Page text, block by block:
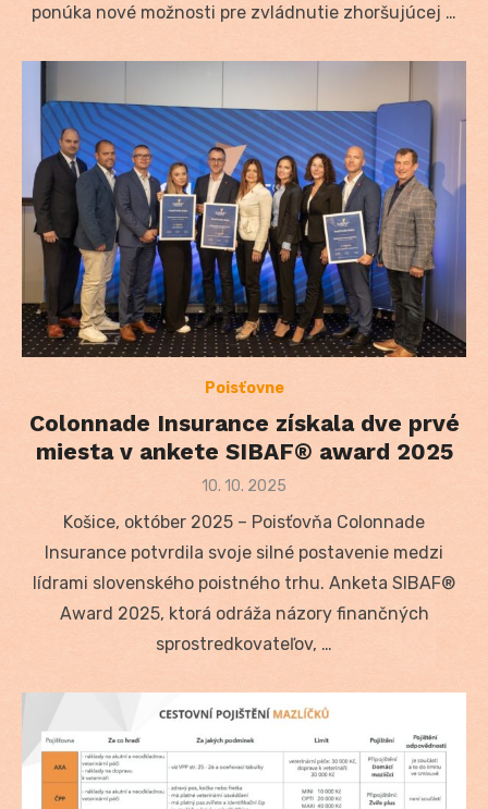
ponúka nové možnosti pre zvládnutie zhoršujúcej …
Poisťovne
Colonnade Insurance získala dve prvé
miesta v ankete SIBAF® award 2025
Posted
10. 10. 2025
Košice, október 2025 – Poisťovňa Colonnade
Insurance potvrdila svoje silné postavenie medzi
lídrami slovenského poistného trhu. Anketa SIBAF®
Award 2025, ktorá odráža názory finančných
sprostredkovateľov, …